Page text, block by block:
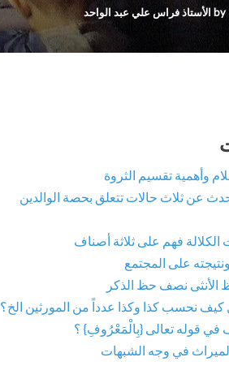
by الأستاذ فراس علي عبد الواحد
وأهمية تقسيم الثروة
عن ثلاث حالات تتعلق بحصة الوالدين
الكلالة فهم على ثلاثة أصناف
على المجتمع
الأنثى نصف حظ الذكر
كيف نحسب كذا وكذا عدداً من المورثين الخ؟
في قوله تعالى {بِالْمَعْرُوفِ} ؟
في وجه الشبهات